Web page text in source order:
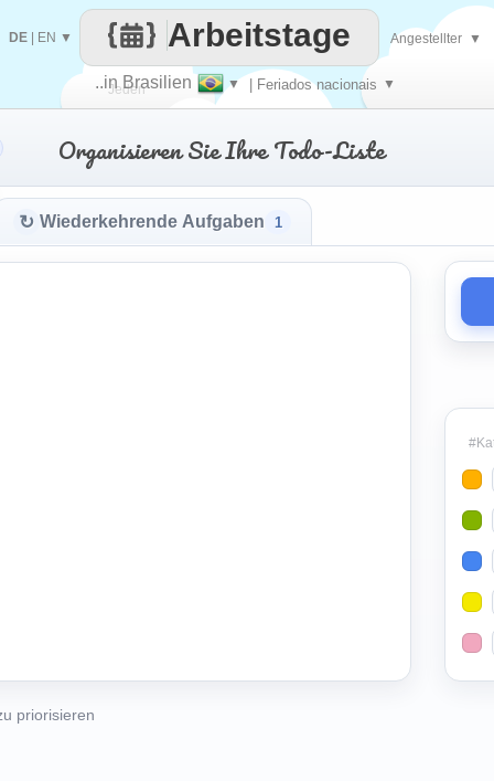
Jeden
Tag
..in Brasilien ▼ | Feriados nacionais ▼
Arbeitstage
DE EN ▼ Angestellter ▼
Organisieren Sie Ihre Todo-Liste
↻ Wiederkehrende Aufgaben 1
priorisieren